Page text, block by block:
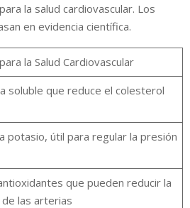
la salud cardiovascular. Los
en evidencia científica.
la Salud Cardiovascular
soluble que reduce el colesterol
potasio, útil para regular la presión
que pueden reducir la
las arterias